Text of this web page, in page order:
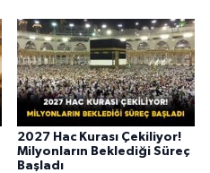
2027 Hac Kurası Çekiliyor!
Milyonların Beklediği Süreç
Başladı